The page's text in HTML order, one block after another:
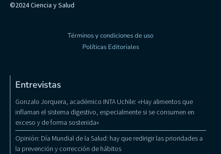
©2024 Ciencia y Salud
Términos y condiciones de uso
Políticas Editoriales
Entrevistas
Gonzalo Jorquera, académico INTA Uchile: «Hay alimentos que
inflaman el sistema digestivo, especialmente si se consumen en
exceso y de forma sostenida»
Opinión: Día Mundial de la Salud: hay que redirigir las prioridades a
la prevención y corrección de hábitos